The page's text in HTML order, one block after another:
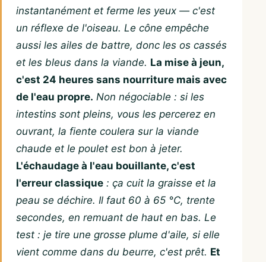
instantanément et ferme les yeux — c'est
un réflexe de l'oiseau. Le cône empêche
aussi les ailes de battre, donc les os cassés
et les bleus dans la viande. La mise à jeun,
c'est 24 heures sans nourriture mais avec
de l'eau propre. Non négociable : si les
intestins sont pleins, vous les percerez en
ouvrant, la fiente coulera sur la viande
chaude et le poulet est bon à jeter.
L'échaudage à l'eau bouillante, c'est
l'erreur classique : ça cuit la graisse et la
peau se déchire. Il faut 60 à 65 °C, trente
secondes, en remuant de haut en bas. Le
test : je tire une grosse plume d'aile, si elle
vient comme dans du beurre, c'est prêt. Et